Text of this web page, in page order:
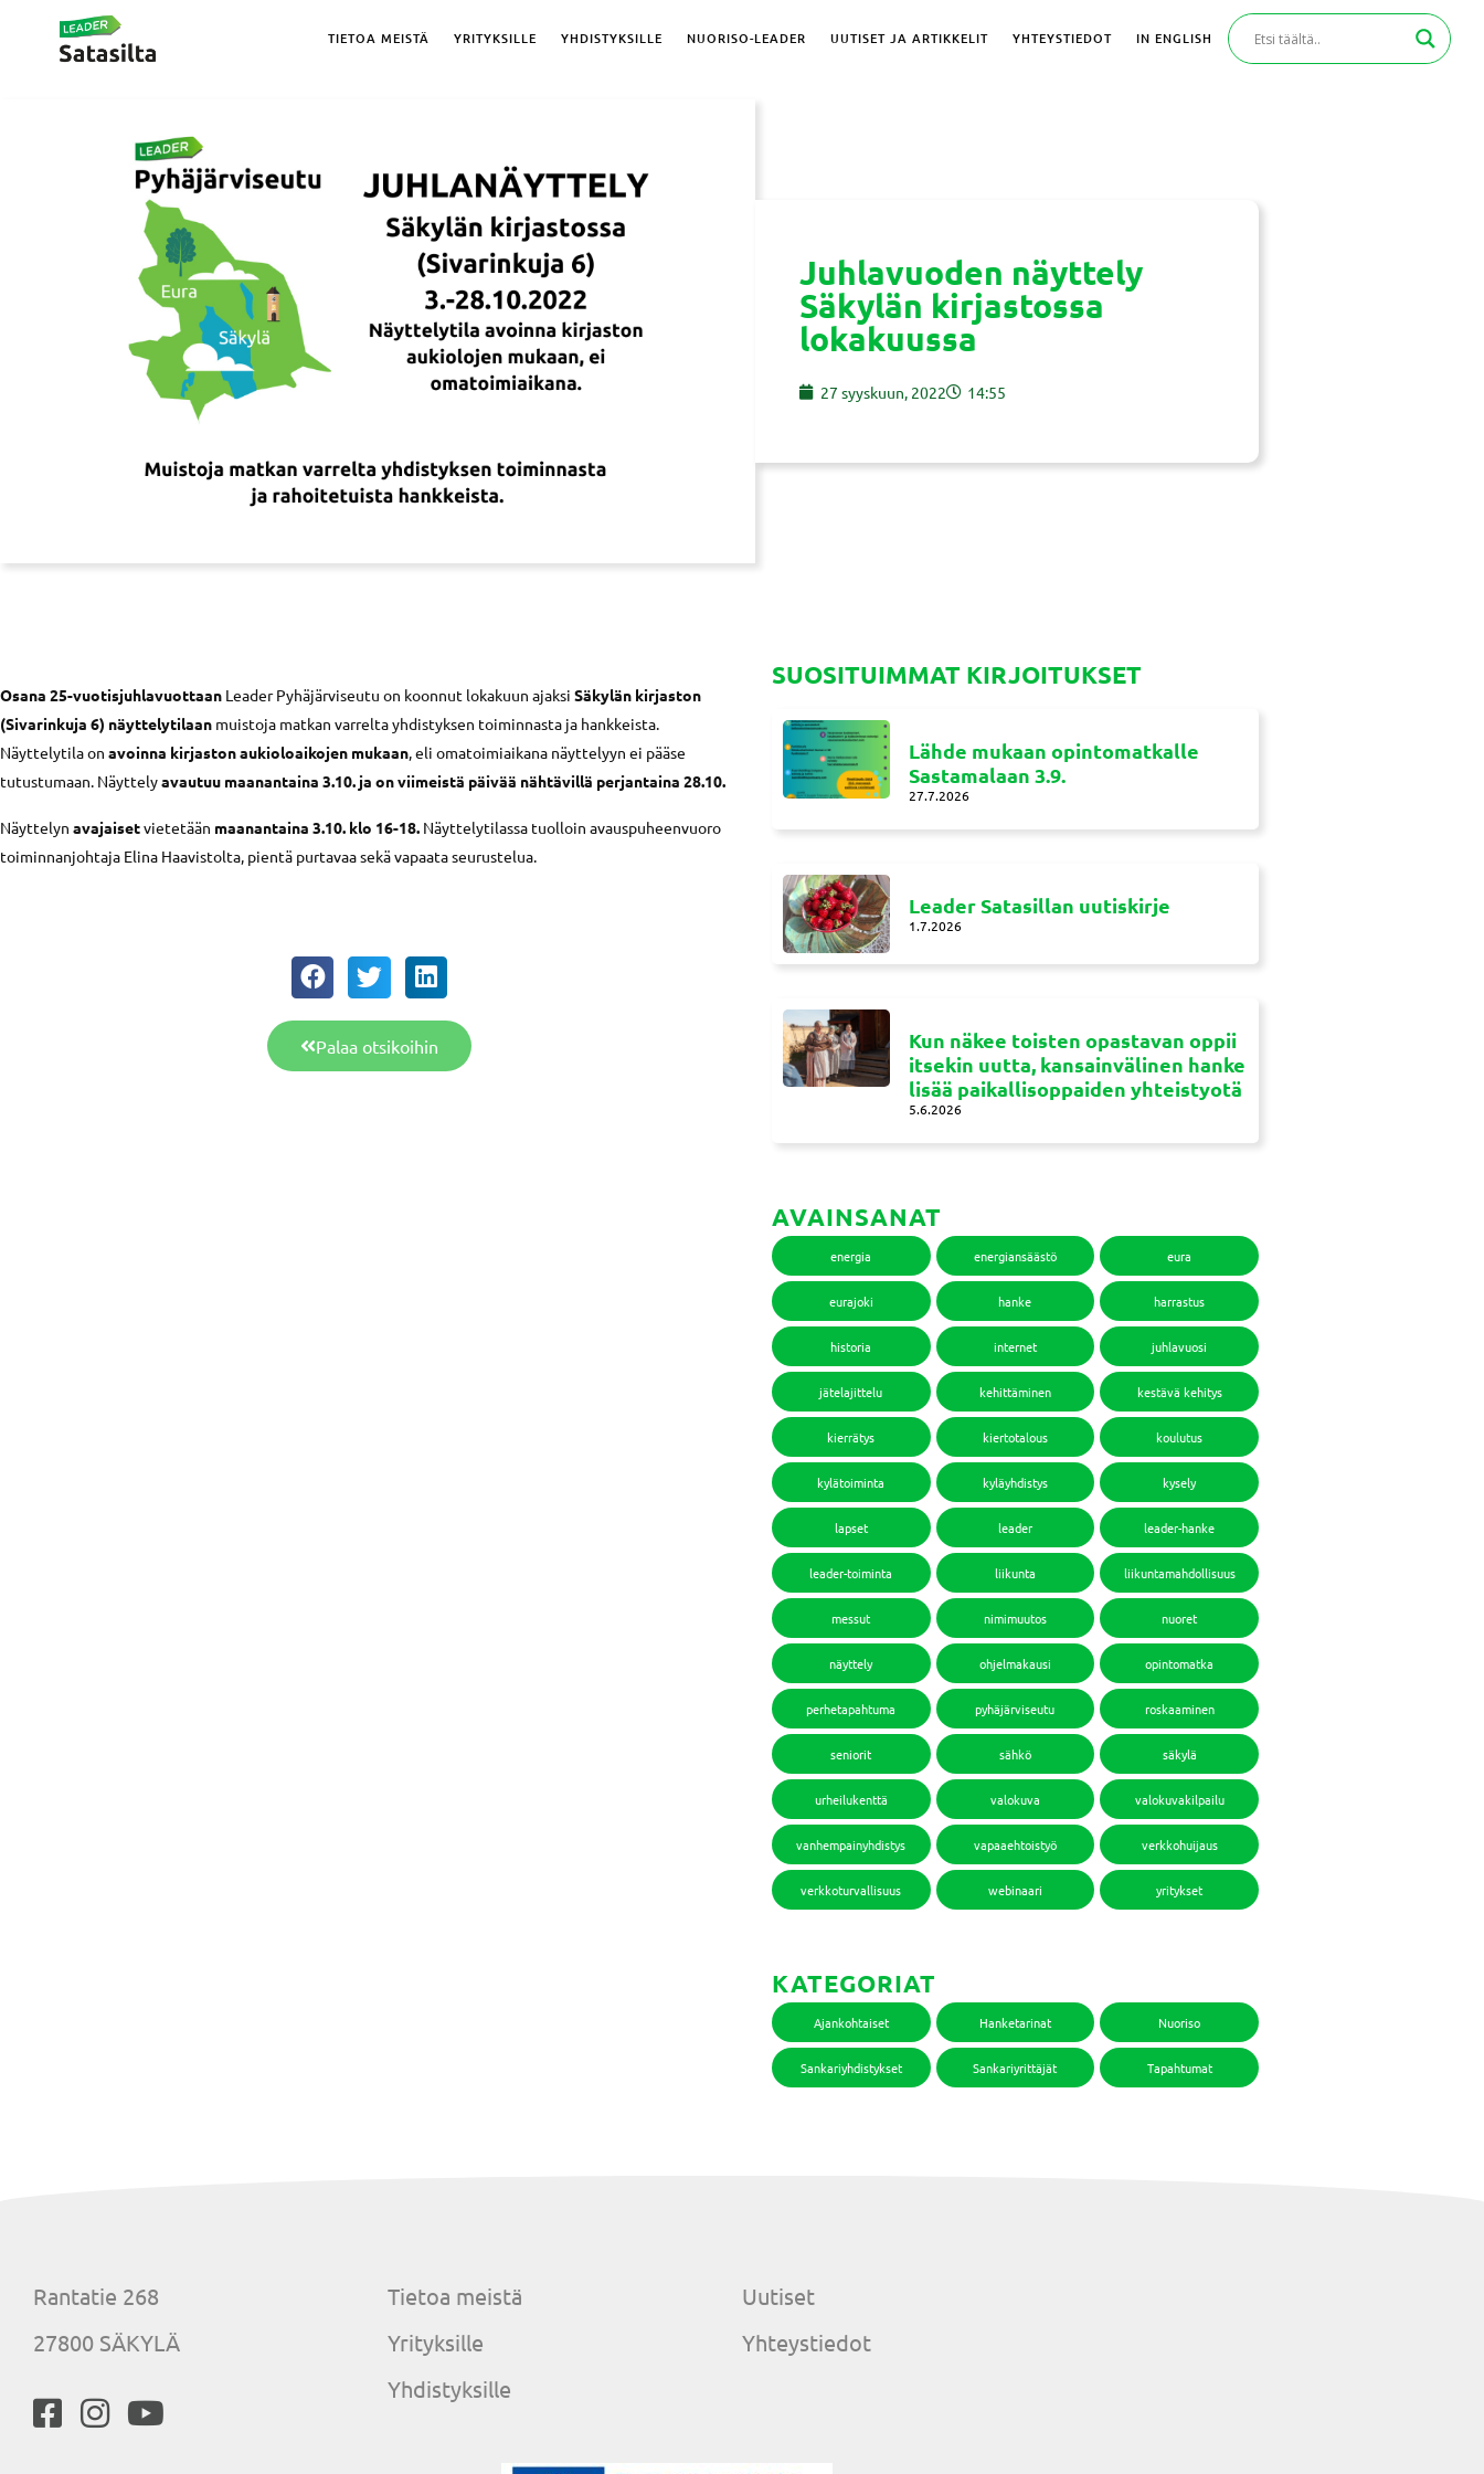
TIETOA MEISTÄ YRITYKSILLE YHDISTYKSILLE NUORISO-LEADER UUTISET JA ARTIKKELIT YHTEYSTIEDOT IN ENGLISH
Juhlavuoden näyttely
Säkylän kirjastossa
lokakuussa
27 syyskuun, 2022 14:55
Osana 25-vuotisjuhlavuottaan Leader Pyhäjärviseutu on koonnut lokakuun ajaksi Säkylän kirjaston
(Sivarinkuja 6) näyttelytilaan muistoja matkan varrelta yhdistyksen toiminnasta ja hankkeista.
Näyttelytila on avoinna kirjaston aukioloaikojen mukaan, eli omatoimiaikana näyttelyyn ei pääse
tutustumaan. Näyttelyavautuu maanantaina 3.10. ja on viimeistä päivää nähtävillä perjantaina 28.10.
Näyttelyn avajaisetvietetään maanantaina 3.10. klo 16-18. Näyttelytilassa tuolloin avauspuheenvuoro
toiminnanjohtaja Elina Haavistolta, pientä purtavaa sekä vapaata seurustelua.
Palaa otsikoihin
SUOSITUIMMAT KIRJOITUKSET
Lähde mukaan opintomatkalle
Sastamalaan 3.9.
27.7.2026
Leader Satasillan uutiskirje
1.7.2026
Kun näkee toisten opastavan oppii
itsekin uutta, kansainvälinen hanke
lisää paikallisoppaiden yhteistyotä
5.6.2026
AVAINSANAT
energia energiansäästö eura
eurajoki hanke harrastus
historia internet juhlavuosi
jätelajittelu kehittäminen kestävä kehitys
kierrätys kiertotalous koulutus
kylätoiminta kyläyhdistys kysely
lapset leader leader-hanke
leader-toiminta liikunta liikuntamahdollisuus
messut nimimuutos nuoret
näyttely ohjelmakausi opintomatka
perhetapahtuma pyhäjärviseutu roskaaminen
seniorit sähkö säkylä
urheilukenttä valokuva valokuvakilpailu
vanhempainyhdistys vapaaehtoistyö verkkohuijaus
verkkoturvallisuus webinaari yritykset
KATEGORIAT
Ajankohtaiset Hanketarinat Nuoriso
Sankariyhdistykset Sankariyrittäjät Tapahtumat
Rantatie 268
27800 SÄKYLÄ
Tietoa meistä
Yrityksille
Yhdistyksille
Uutiset
Yhteystiedot